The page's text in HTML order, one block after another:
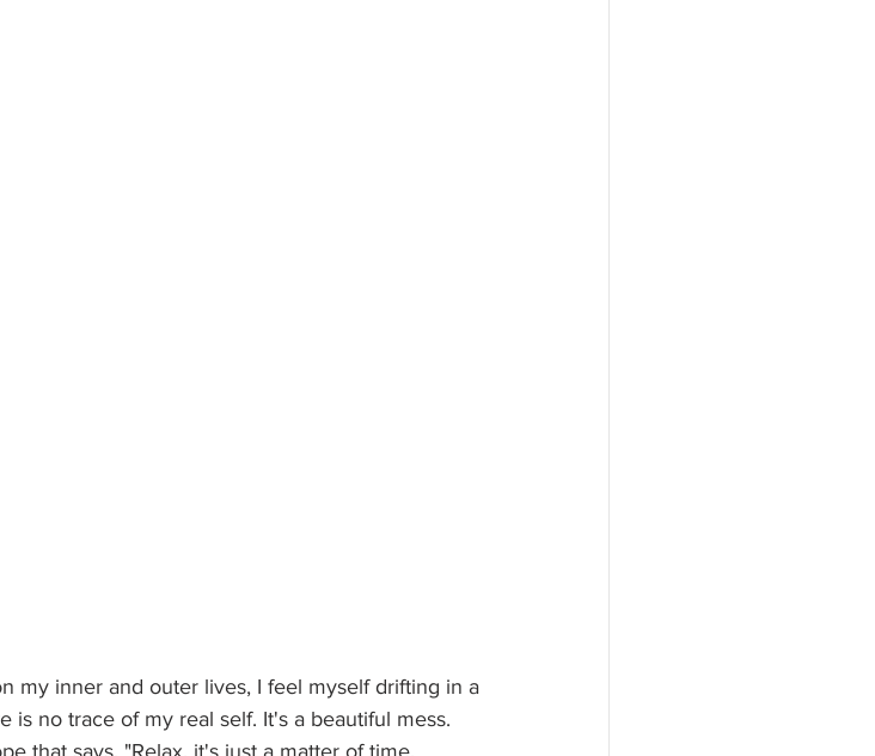
my inner and outer lives, I feel myself drifting in a
no trace of my real self. It's a beautiful mess.
that says, "Relax, it's just a matter of time.